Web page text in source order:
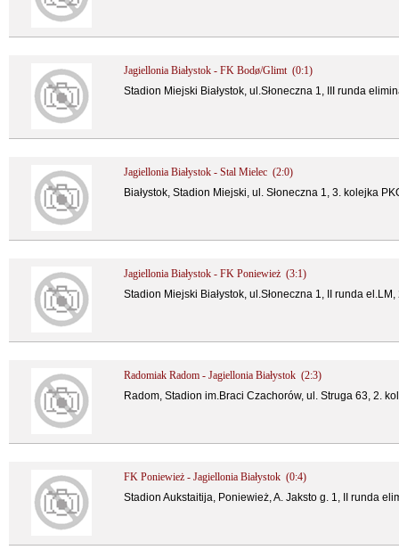
Jagiellonia Białystok - FK Bodø/Glimt (0:1)
Stadion Miejski Białystok, ul.Słoneczna 1, III runda
Jagiellonia Białystok - Stal Mielec (2:0)
Białystok, Stadion Miejski, ul. Słoneczna 1, 3. kolejka
Jagiellonia Białystok - FK Poniewież (3:1)
Stadion Miejski Białystok, ul.Słoneczna 1, II runda el.LM,
Radomiak Radom - Jagiellonia Białystok (2:3)
Radom, Stadion im.Braci Czachorów, ul. Struga 63, 2.
FK Poniewież - Jagiellonia Białystok (0:4)
Stadion Aukstaitija, Poniewież, A. Jaksto g. 1, II runda